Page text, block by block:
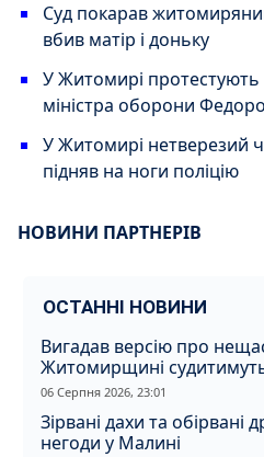
Суд покарав
вбив матір і доньку
У Житомирі протестують
міністра оборони
У Житомирі нетверезий
підняв на ноги поліцію
НОВИНИ ПАРТНЕРІВ
ОСТАННІ НОВИНИ
Вигадав версію про
Житомирщині
вбивство співмешканки
06 Серпня 2026, 23:01
Зірвані дахи та обірвані
негоди у Малині